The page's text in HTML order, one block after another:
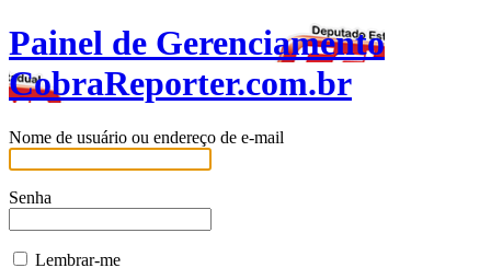
Painel de Gerenciamento
CobraReporter.com.br
Nome de usuário ou endereço de e-mail
Senha
Lembrar-me